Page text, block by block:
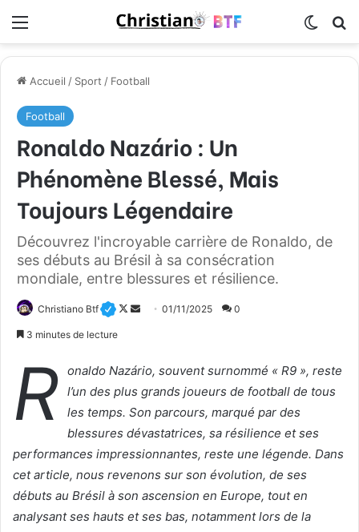
Accueil / Sport / Football
Football
Ronaldo Nazário : Un
Phénomène Blessé, Mais
Toujours Légendaire
Découvrez l'incroyable carrière de Ronaldo, de
ses débuts au Brésil à sa consécration
mondiale, entre blessures et résilience.
Christiano Btf
F
l
o
w
X
o
y
c
o
u
01/11/2025 0
3 minutes de lecture
R
onaldo Nazário, souvent surnommé « R9 », reste
l’un des plus grands joueurs de football de tous
les temps. Son parcours, marqué par des
blessures dévastatrices, sa résilience et ses
performances impressionnantes, reste une légende. Dans
cet article, nous revenons sur son évolution, de ses
débuts au Brésil à son ascension en Europe, tout en
analysant ses hauts et ses bas, notamment lors de la